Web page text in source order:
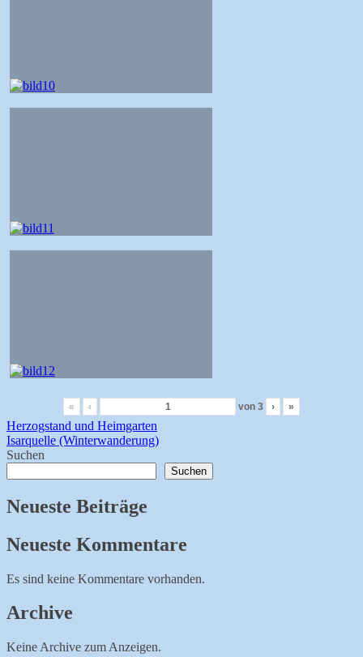
« ‹ von 3 › »
Beitragsnavigation
Herzogstand und Heimgarten
Isarquelle (Winterwanderung)
Suchen
Suchen
Neueste Beiträge
Neueste Kommentare
Es sind keine Kommentare vorhanden.
Archive
Keine Archive zum Anzeigen.